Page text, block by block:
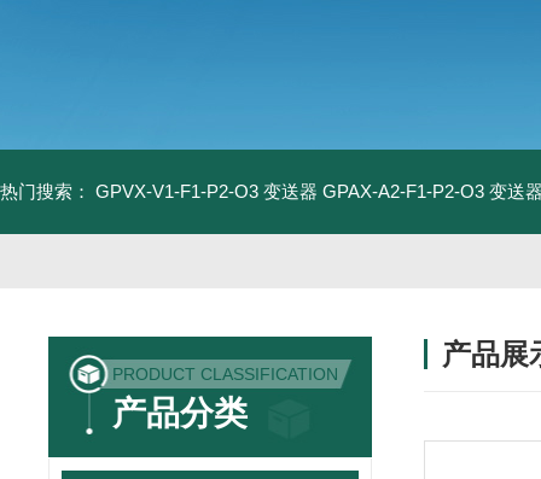
热门搜索： GPVX-V1-F1-P2-O3 变送器 GPAX-A2-F1-P2-O3 变送
PRODUCT CLASSIFICATION
产品分类
产品展